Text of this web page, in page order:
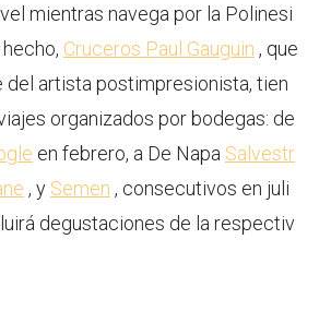
mientras navega por la Polinesi
Cruceros Paul Gauguin , que
del artista postimpresionista, tien
organizados por bodegas: de
en febrero, a De Napa Salvestr
, y Semen , consecutivos en juli
degustaciones de la respectiv